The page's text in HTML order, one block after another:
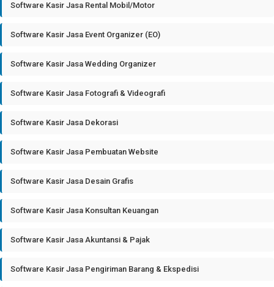
Software Kasir Jasa Rental Mobil/Motor
Software Kasir Jasa Event Organizer (EO)
Software Kasir Jasa Wedding Organizer
Software Kasir Jasa Fotografi & Videografi
Software Kasir Jasa Dekorasi
Software Kasir Jasa Pembuatan Website
Software Kasir Jasa Desain Grafis
Software Kasir Jasa Konsultan Keuangan
Software Kasir Jasa Akuntansi & Pajak
Software Kasir Jasa Pengiriman Barang & Ekspedisi